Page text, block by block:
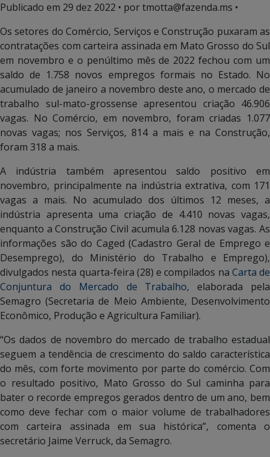
Publicado em 29 dez 2022 • por tmotta@fazenda.ms •
Os setores do Comércio, Serviços e Construção puxaram as
contratações com carteira assinada em Mato Grosso do Sul
em novembro e o penúltimo mês de 2022 fechou com um
saldo de 1.758 novos empregos formais no Estado. No
acumulado de janeiro a novembro deste ano, o mercado de
trabalho sul-mato-grossense apresentou criação 46.906
vagas. No Comércio, em novembro, foram criadas 1.077
novas vagas; nos Serviços, 814 a mais e na Construção,
foram 318 a mais.
A indústria também apresentou saldo positivo em
novembro, principalmente na indústria extrativa, com 171
vagas a mais. No acumulado dos últimos 12 meses, a
indústria apresenta uma criação de 4.410 novas vagas,
enquanto a Construção Civil acumula 6.128 novas vagas. As
informações são do Caged (Cadastro Geral de Emprego e
Desemprego), do Ministério do Trabalho e Emprego),
divulgados nesta quarta-feira (28) e compilados na Carta de
Conjuntura do Mercado de Trabalho, elaborada pela
Semagro (Secretaria de Meio Ambiente, Desenvolvimento
Econômico, Produção e Agricultura Familiar).
“Os dados de novembro do mercado de trabalho estadual
seguem a tendência de crescimento do saldo característica
do mês, com forte movimento por parte do comércio. Com
o resultado positivo, Mato Grosso do Sul caminha para
bater o recorde empregos gerados dentro de um ano, bem
como deve fechar com o maior volume de trabalhadores
com carteira assinada em sua histórica”, comenta o
secretário Jaime Verruck, da Semagro.